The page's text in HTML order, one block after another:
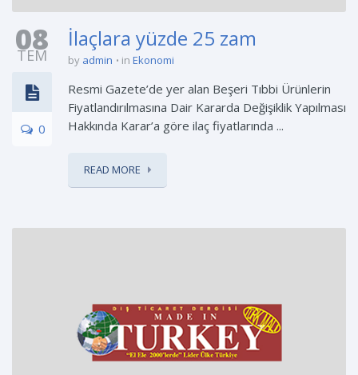
08
TEM
0
İlaçlara yüzde 25 zam
by admin in Ekonomi
Resmi Gazete’de yer alan Beşeri Tıbbi Ürünlerin
Fiyatlandırılmasına Dair Kararda Değişiklik Yapılması
Hakkında Karar’a göre ilaç fiyatlarında ...
READ MORE